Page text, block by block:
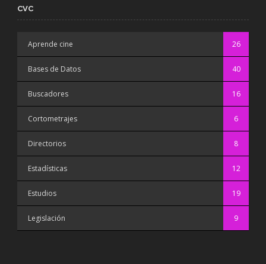
CVC
Aprende cine 26
Bases de Datos 40
Buscadores 16
Cortometrajes 6
Directorios 8
Estadísticas 12
Estudios 19
Legislación 9